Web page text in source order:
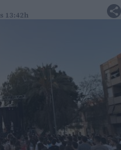
13:42h